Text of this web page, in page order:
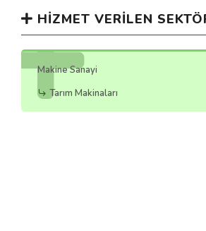
HIZMET VERILEN
Makine Sanayi
Tarım Makinaları